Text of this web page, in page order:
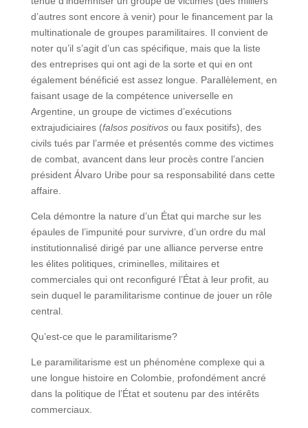
d’autres sont encore à venir) pour le financement par la
multinationale de groupes paramilitaires. Il convient de
noter qu’il s’agit d’un cas spécifique, mais que la liste
des entreprises qui ont agi de la sorte et qui en ont
également bénéficié est assez longue. Parallèlement, en
faisant usage de la compétence universelle en
Argentine, un groupe de victimes d’exécutions
extrajudiciaires (falsos positivosou faux positifs), des
civils tués par l’armée et présentés comme des victimes
de combat, avancent dans leur procès contre l’ancien
président Álvaro Uribe pour sa responsabilité dans cette
affaire.
Cela démontre la nature d’un État qui marche sur les
épaules de l’impunité pour survivre, d’un ordre du mal
institutionnalisé dirigé par une alliance perverse entre
les élites politiques, criminelles, militaires et
commerciales qui ont reconfiguré l’État à leur profit, au
sein duquel le paramilitarisme continue de jouer un rôle
central.
Qu’est-ce que le paramilitarisme?
Le paramilitarisme est un phénomène complexe qui a
une longue histoire en Colombie, profondément ancré
dans la politique de l’État et soutenu par des intérêts
commerciaux.